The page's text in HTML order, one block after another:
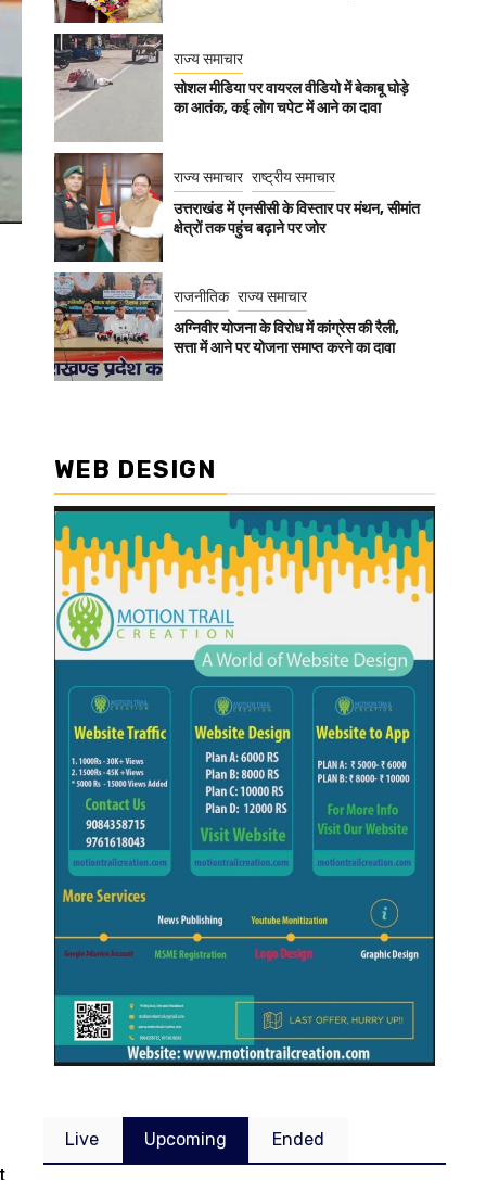
राज्य समाचार
सोशल मीडिया पर वायरल वीडियो में बेकाबू घोड़े
का आतंक, कई लोग चपेट में आने का दावा
राज्य समाचार राष्ट्रीय समाचार
उत्तराखंड में एनसीसी के विस्तार पर मंथन, सीमांत
क्षेत्रों तक पहुंच बढ़ाने पर जोर
राजनीतिक राज्य समाचार
अग्निवीर योजना के विरोध में कांग्रेस की रैली,
सत्ता में आने पर योजना समाप्त करने का दावा
WEB DESIGN
Live Upcoming Ended